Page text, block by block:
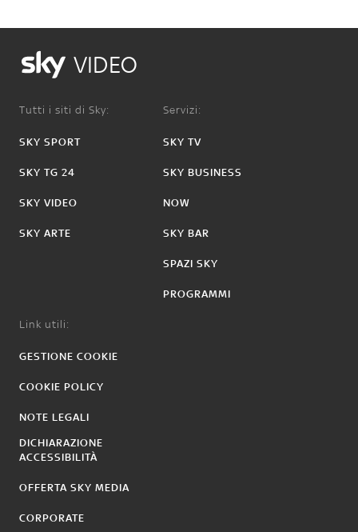
VIDEO
Tutti i siti di Sky:
SKY SPORT
SKY TG 24
SKY VIDEO
SKY ARTE
Servizi:
SKY TV
SKY BUSINESS
NOW
SKY BAR
SPAZI SKY
PROGRAMMI
Link utili:
GESTIONE COOKIE
COOKIE POLICY
NOTE LEGALI
DICHIARAZIONE
ACCESSIBILITÀ
OFFERTA SKY MEDIA
CORPORATE